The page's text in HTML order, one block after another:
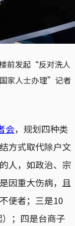
前发起“反对洗人
家人士办理”记者
会，规划四种类
方式取代除户文
人，如政治、宗
因重大伤病，且
便者；三是10
；四是台商子